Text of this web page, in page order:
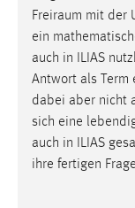
Freiraum mit der
ein
auch in ILIAS
Antwort als Term
dabei aber nicht
sich eine
auch in ILIAS
ihre fertigen